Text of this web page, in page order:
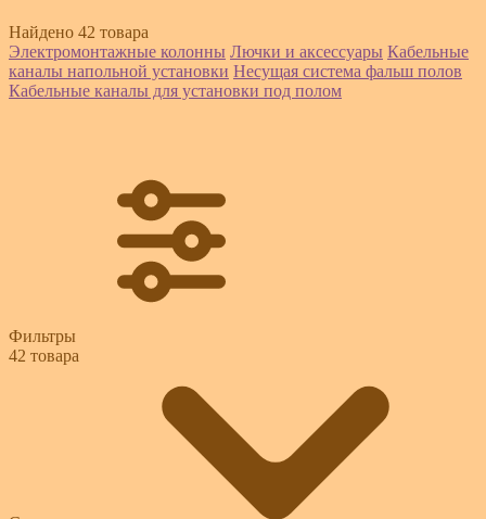
Найдено 42 товара
Электромонтажные колонны Лючки и аксессуары Кабельные
каналы напольной установки Несущая система фальш полов
Кабельные каналы для установки под полом
Фильтры
42 товара